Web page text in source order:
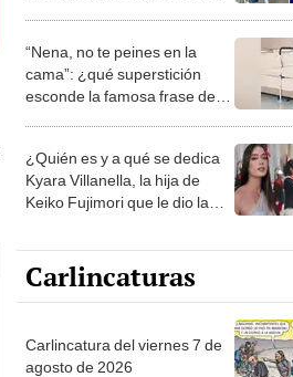
“Nena, no te peines en la
cama”: ¿qué superstición
esconde la famosa frase de
¿Quién es y a qué se dedica
Kyara Villanella, la hija de
Keiko Fujimori que le dio la
Carlincaturas
Carlincatura del viernes 7 de
agosto de 2026